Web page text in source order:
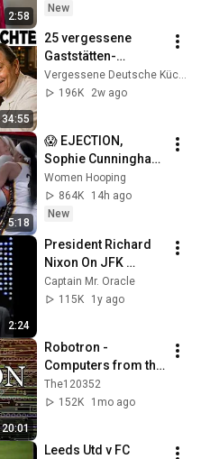
2:58
New
34:55
25 vergessene
Gaststätten-
Gerichte aus den
60ern, die heute
Vergessene Deutsche Küche
196K
2w ago
5:18
😱 EJECTION,
Sophie Cunningham
CLOBBERED in HEAD
by DiJonai
Carrington! Indiana
basketball
Women Hooping
864K
14h ago
New
2:24
President Richard
Nixon On JFK
Assassination |
1992 Interview |
Captain Mr. Oracle
115K
1y ago
20:01
Robotron -
Computers from the
GDR
The120352
152K
1mo ago
Leeds Utd v FC